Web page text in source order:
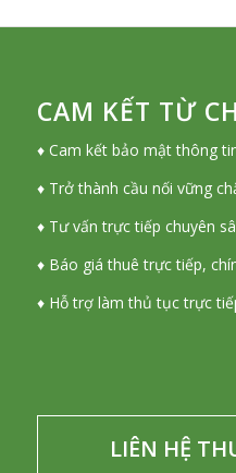
CAM KẾT TỪ
♦ Cam kết bảo mật thông
♦ Trở thành cầu nối vững
♦ Tư vấn trực tiếp chuyên
♦ Báo giá thuê trực tiếp,
♦ Hỗ trợ làm thủ tục trực
LIÊN HỆ